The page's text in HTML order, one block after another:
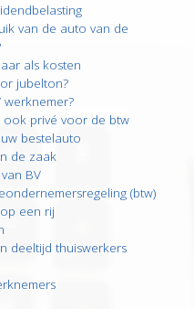
van de auto van de
als kosten
jubelton?
werknemer?
ook privé voor de btw
bestelauto
de zaak
BV
(btw)
een rij
deeltijd thuiswerkers